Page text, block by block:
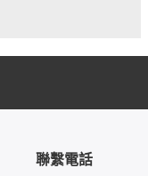
聯繫電話